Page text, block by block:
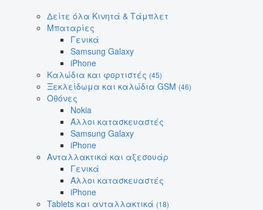
Δείτε όλα Κινητά & Τάμπλετ
Μπαταρίες
Γενικά
Samsung Galaxy
iPhone
Καλώδια και φορτιστές (45)
Ξεκλείδωμα και καλώδια GSM (46)
Οθόνες
Nokia
Άλλοι κατασκευαστές
Samsung Galaxy
iPhone
Ανταλλακτικά και αξεσουάρ
Γενικά
Άλλοι κατασκευαστές
iPhone
Tablets και ανταλλακτικά (18)